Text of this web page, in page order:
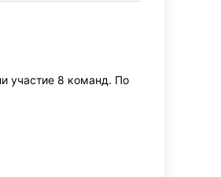
участие 8 команд. По